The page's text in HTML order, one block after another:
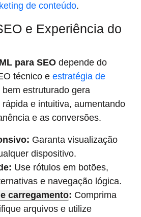
de conteúdo.
e Experiência do
para SEO depende do
técnico e estratégia de
bem estruturado gera
e intuitiva, aumentando
e as conversões.
Garanta visualização
dispositivo.
Use rótulos em botões,
e navegação lógica.
carregamento: Comprima
arquivos e utilize